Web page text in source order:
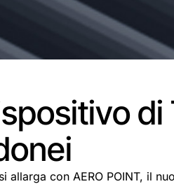
allarga con AERO POINT, il